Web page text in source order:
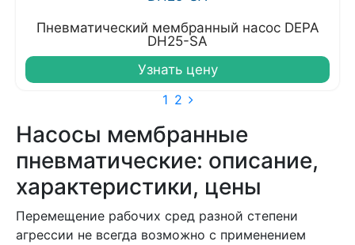
Пневматический мембранный насос DEPA
DH25-SA
Узнать цену
1 2
Насосы мембранные
пневматические: описание,
характеристики, цены
Перемещение рабочих сред разной степени
агрессии не всегда возможно с применением